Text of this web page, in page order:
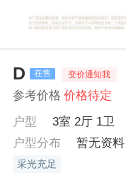
D 在售 变价通知我
参考价格 价格待定
户型
3室 2厅 1卫
户型分布
暂无资料
采光充足